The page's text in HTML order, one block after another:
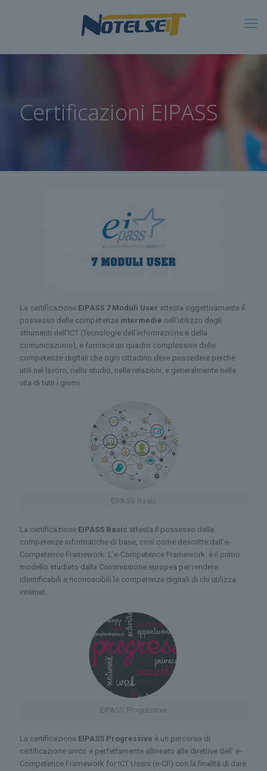
Certificazioni EIPASS
La certificazione EIPASS 7 Moduli User attesta oggettivamente il
possesso delle competenze intermedie nell’utilizzo degli
strumenti dell’ICT (Tecnologie dell’informazione e della
comunicazione), e fornisce un quadro complessivo delle
competenze digitali che ogni cittadino deve possedere perché
utili nel lavoro, nello studio, nelle relazioni, e generalmente nella
vita di tutti i giorni.
EIPASS Basic
La certificazione EIPASS Basic attesta il possesso delle
competenze informatiche di base, così come descritte dall’e-
Competence Framework. L’e-Competence Framework è il primo
modello studiato dalla Commissione europea per rendere
identificabili e riconoscibili le competenze digitali di chi utilizza
internet.
EIPASS Progressive
La certificazione EIPASS Progressive è un percorso di
certificazione unico e perfettamente allineato alle direttive dell’ e-
Competence Framework for ICT Users (e-CF) con la finalità di dare